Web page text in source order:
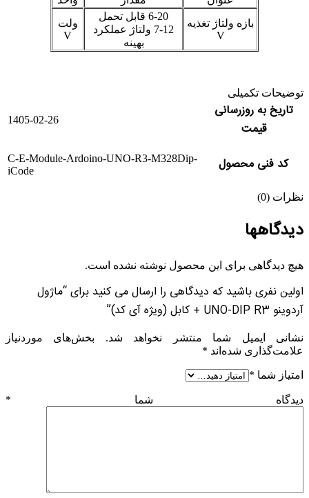
بازه ولتاژ تغذیه
V
6-20 قابل تحمل
7-12 ولتاژ عملکرد
بهینه
ولت
V
توضیحات تکمیلی
تاریخ به روزرسانی
قیمت
1405-02-26
کد فنی محصول
C-E-Module-Ardoino-UNO-R3-M328Dip-
iCode
نظرات (0)
دیدگاهها
هیچ دیدگاهی برای این محصول نوشته نشده است.
اولین نفری باشید که دیدگاهی را ارسال می کنید برای “ماژول
آردوینو UNO-DIP R3 + کابل (ویژه آی کد)”
نشانی ایمیل شما منتشر نخواهد شد.
بخش‌های موردنیاز
علامت‌گذاری شده‌اند *
امتیاز شما *
دیدگاه شما *